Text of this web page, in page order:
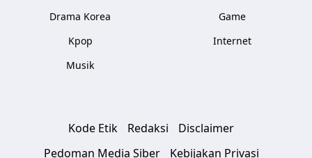
Drama Korea
Kpop
Musik
Game
Internet
Kode Etik Redaksi
Disclaimer
Pedoman Media Siber
Kebijakan Privasi